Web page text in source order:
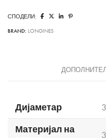
СПОДЕЛИ:
BRAND: LONGINES
Дијаметар
Материјал на